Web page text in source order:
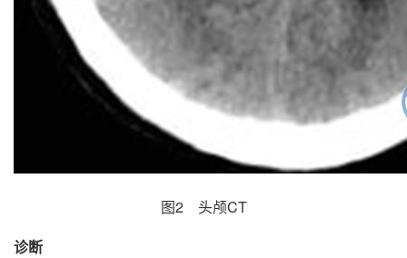
图2 头颅CT
诊断